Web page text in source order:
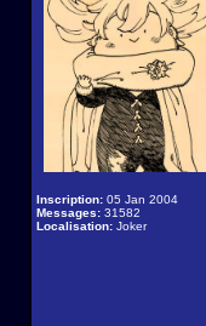
Inscription: 05 Jan 2004
Messages: 31582
Localisation: Joker